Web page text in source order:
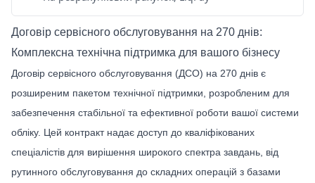
Договір сервісного обслуговування на 270 днів:
Комплексна технічна підтримка для вашого бізнесу
Договір сервісного обслуговування (ДСО) на 270 днів є
розширеним пакетом технічної підтримки, розробленим для
забезпечення стабільної та ефективної роботи вашої системи
обліку. Цей контракт надає доступ до кваліфікованих
спеціалістів для вирішення широкого спектра завдань, від
рутинного обслуговування до складних операцій з базами